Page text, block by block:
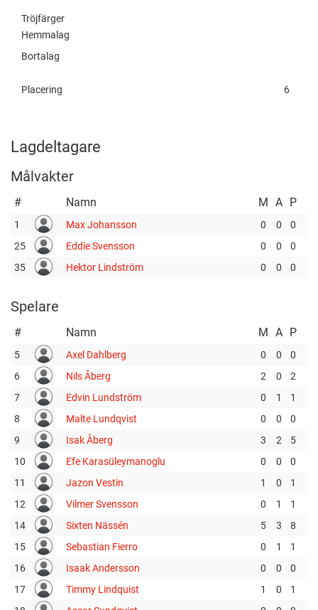
Tröjfärger
Hemmalag
Bortalag
Placering 6
Lagdeltagare
Målvakter
# Namn M A P
1 Max Johansson 0 0
0
25
Eddie Svensson 0 0
0
35
Hektor Lindström 0 0 0
Spelare
# Namn M A P
5 Axel Dahlberg 0 0
0
6
Nils Åberg 2 0
2
7
Edvin Lundström 0 1
1
8
Malte Lundqvist 0 0
0
9
Isak Åberg 3 2
5
10
Efe Karasüleymanoglu 0 0
0
11
Jazon Vestin 1 0
1
12
Vilmer Svensson 0 1
1
14
Sixten Nässén 5 3
8
15
Sebastian Fierro 0 1
1
16
Isaak Andersson 0 0
0
17
Timmy Lindquist 1 0
1